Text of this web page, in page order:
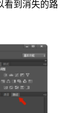
看到消失的路